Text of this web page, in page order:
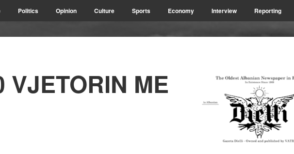
Politics Opinion Culture Sports Economy Interview Reporting
VJETORIN ME